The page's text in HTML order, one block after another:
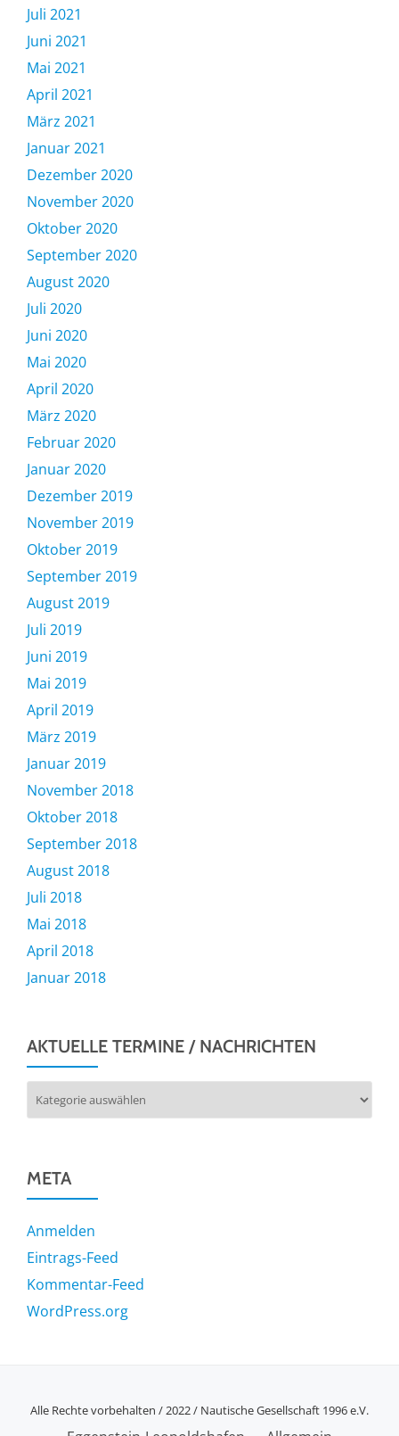
Juli 2021
Juni 2021
Mai 2021
April 2021
März 2021
Januar 2021
Dezember 2020
November 2020
Oktober 2020
September 2020
August 2020
Juli 2020
Juni 2020
Mai 2020
April 2020
März 2020
Februar 2020
Januar 2020
Dezember 2019
November 2019
Oktober 2019
September 2019
August 2019
Juli 2019
Juni 2019
Mai 2019
April 2019
März 2019
Januar 2019
November 2018
Oktober 2018
September 2018
August 2018
Juli 2018
Mai 2018
April 2018
Januar 2018
AKTUELLE TERMINE / NACHRICHTEN
Termine
META
Anmelden
Eintrags-Feed
Kommentar-Feed
WordPress.org
Alle Rechte vorbehalten / 2022 / Nautische Gesellschaft 1996 e.V.
SECONDARY